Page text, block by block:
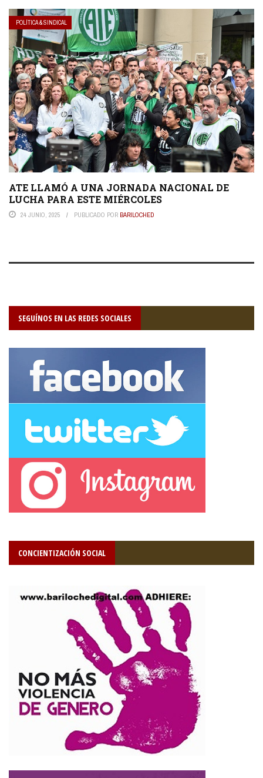
POLÍTICA & SINDICAL
ATE LLAMÓ A UNA JORNADA NACIONAL DE
LUCHA PARA ESTE MIÉRCOLES
24 JUNIO, 2025 PUBLICADO POR BARILOCHED
SEGUÍNOS EN LAS REDES SOCIALES
CONCIENTIZACIÓN SOCIAL